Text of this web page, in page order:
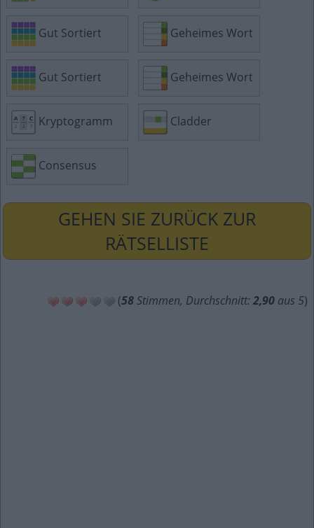
Gut Sortiert Geheimes Wort
Gut Sortiert Geheimes Wort
Kryptogramm Cladder
Consensus
GEHEN SIE ZURÜCK ZUR
RÄTSELLISTE
(58Stimmen, Durchschnitt: 2,90 aus 5)